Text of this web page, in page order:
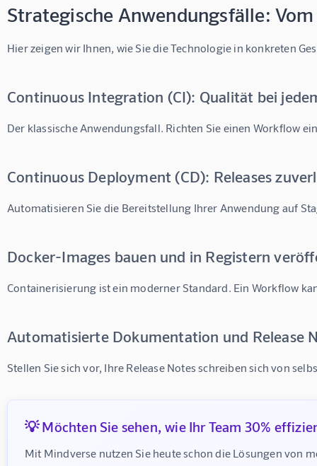
Strategische Anwendungsfälle:
Hier zeigen wir Ihnen, wie Sie die Technologie in konkreten
Continuous Integration (CI): Qualität bei
Der klassische Anwendungsfall. Richten Sie einen Workflow
Continuous Deployment (CD): Releases
Automatisieren Sie die Bereitstellung Ihrer Anwendung auf
Docker-Images bauen und in Registern
Containerisierung ist ein moderner Standard. Ein Workflow
Automatisierte Dokumentation und Release
Stellen Sie sich vor, Ihre Release Notes schreiben sich von
💡 Möchten Sie sehen, wie Ihr Team 30%
Mit Mindverse nutzen Sie heute schon die Lösungen von